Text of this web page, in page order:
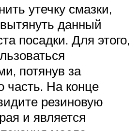
утечку смазки,
данный
посадки. Для этого,
потянув за
часть. На конце
резиновую
и является